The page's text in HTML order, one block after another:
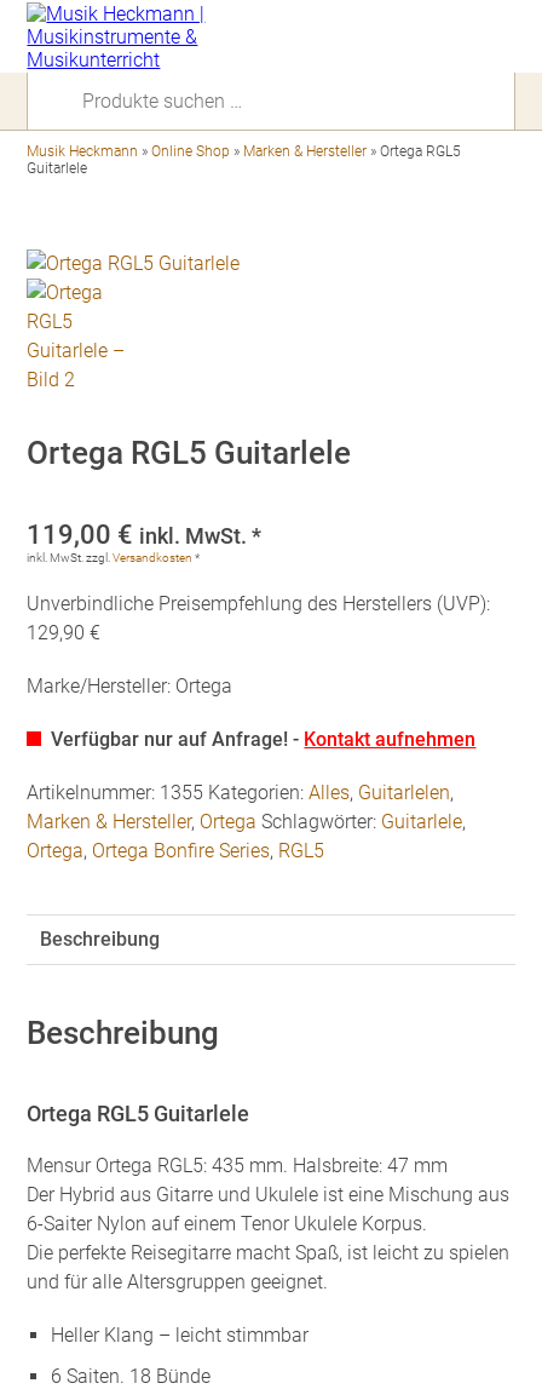
Musik Heckmann »Online Shop » Marken & Hersteller »Ortega RGL5
Guitarlele
Ortega RGL5 Guitarlele
119,00 € inkl. MwSt. *
inkl. MwSt. zzgl.Versandkosten *
Unverbindliche Preisempfehlung des Herstellers (UVP):
129,90 €
Marke/Hersteller: Ortega
Verfügbar nur auf Anfrage! - Kontakt aufnehmen
Artikelnummer: 1355 Kategorien:Alles, Guitarlelen,
Marken & Hersteller, Ortega Schlagwörter: Guitarlele,
Ortega, Ortega Bonfire Series, RGL5
Beschreibung
Beschreibung
Ortega RGL5 Guitarlele
Mensur Ortega RGL5: 435 mm. Halsbreite: 47 mm
Der Hybrid aus Gitarre und Ukulele ist eine Mischung aus
6-Saiter Nylon auf einem Tenor Ukulele Korpus.
Die perfekte Reisegitarre macht Spaß, ist leicht zu spielen
und für alle Altersgruppen geeignet.
Heller Klang – leicht stimmbar
6 Saiten. 18 Bünde